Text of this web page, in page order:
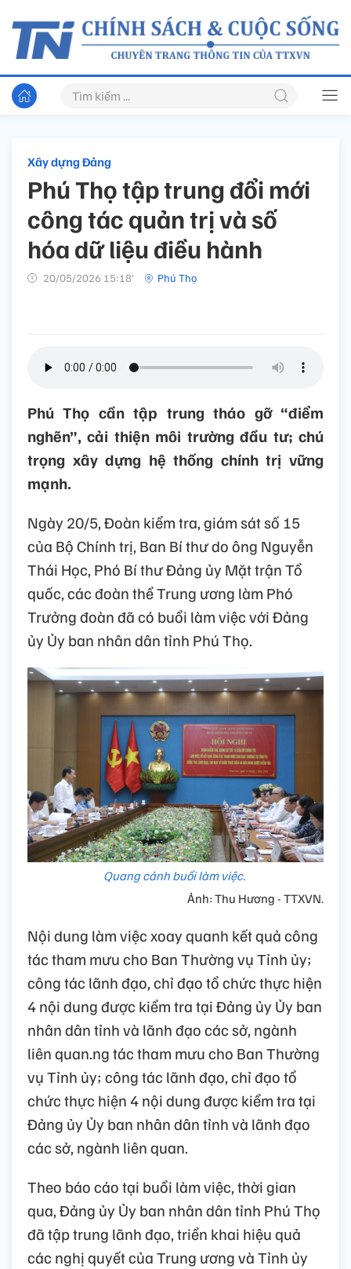
Xây dựng Đảng
Phú Thọ tập trung đổi mới
công tác quản trị và số
hóa dữ liệu điều hành
20/05/2026 15:18’ Phú Thọ
Phú Thọ cần tập trung tháo gỡ “điểm
nghẽn”, cải thiện môi trường đầu tư; chú
trọng xây dựng hệ thống chính trị vững
mạnh.
Ngày 20/5, Đoàn kiểm tra, giám sát số 15
của Bộ Chính trị, Ban Bí thư do ông Nguyễn
Thái Học, Phó Bí thư Đảng ủy Mặt trận Tổ
quốc, các đoàn thể Trung ương làm Phó
Trưởng đoàn đã có buổi làm việc với Đảng
ủy Ủy ban nhân dân tỉnh Phú Thọ.
Quang cảnh buổi làm việc.
Ảnh: Thu Hương - TTXVN.
Nội dung làm việc xoay quanh kết quả công
tác tham mưu cho Ban Thường vụ Tỉnh ủy;
công tác lãnh đạo, chỉ đạo tổ chức thực hiện
4 nội dung được kiểm tra tại Đảng ủy Ủy ban
nhân dân tỉnh và lãnh đạo các sở, ngành
liên quan.ng tác tham mưu cho Ban Thường
vụ Tỉnh ủy; công tác lãnh đạo, chỉ đạo tổ
chức thực hiện 4 nội dung được kiểm tra tại
Đảng ủy Ủy ban nhân dân tỉnh và lãnh đạo
các sở, ngành liên quan.
Theo báo cáo tại buổi làm việc, thời gian
qua, Đảng ủy Ủy ban nhân dân tỉnh Phú Thọ
đã tập trung lãnh đạo, triển khai hiệu quả
các nghị quyết của Trung ương và Tỉnh ủy